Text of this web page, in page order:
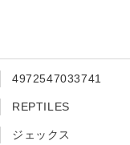
4972547033741
REPTILES
ジェックス